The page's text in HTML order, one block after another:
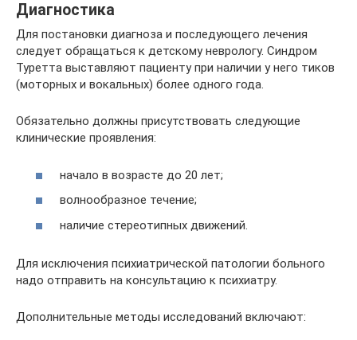
Диагностика
Для постановки диагноза и последующего лечения
следует обращаться к детскому неврологу. Синдром
Туретта выставляют пациенту при наличии у него тиков
(моторных и вокальных) более одного года.
Обязательно должны присутствовать следующие
клинические проявления:
начало в возрасте до 20 лет;
волнообразное течение;
наличие стереотипных движений.
Для исключения психиатрической патологии больного
надо отправить на консультацию к психиатру.
Дополнительные методы исследований включают: